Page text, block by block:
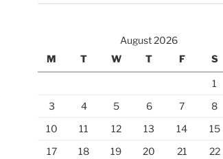
August 2026
M
T W T F S
1
3
4 5 6 7 8
10
11 12 13 14 15
17
18 19 20 21 22